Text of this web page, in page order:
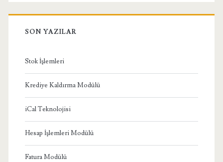
SON YAZILAR
Stok İşlemleri
Krediye Kaldırma Modülü
iCal Teknolojisi
Hesap İşlemleri Modülü
Fatura Modülü